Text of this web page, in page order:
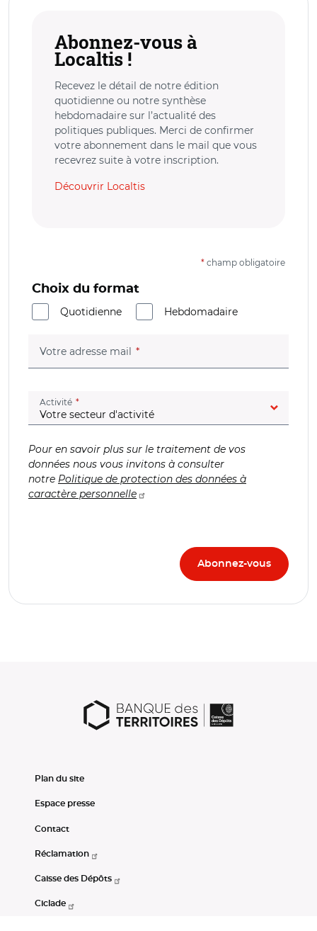
Abonnez-vous à
Localtis !
Recevez le détail de notre édition
quotidienne ou notre synthèse
hebdomadaire sur l’actualité des
politiques publiques. Merci de confirmer
votre abonnement dans le mail que vous
recevrez suite à votre inscription.
Découvrir Localtis
* champ obligatoire
Choix du format
Quotidienne
Hebdomadaire
Votre adresse mail (champ obligatoire)
Activité (champ obligatoire)
Pour en savoir plus sur le traitement de vos
données nous vous invitons à consulter
notre Politique de protection des données à
caractère personnelle
Plan du site
Espace presse
Contact
Réclamation
Caisse des Dépôts
Ciclade